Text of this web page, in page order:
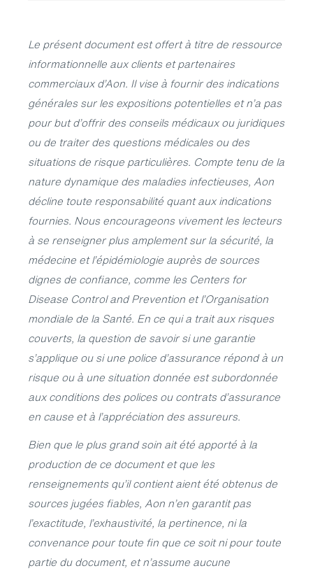
Le présent document est offert à titre de ressource
informationnelle aux clients et partenaires
commerciaux d’Aon. Il vise à fournir des indications
générales sur les expositions potentielles et n’a pas
pour but d’offrir des conseils médicaux ou juridiques
ou de traiter des questions médicales ou des
situations de risque particulières. Compte tenu de la
nature dynamique des maladies infectieuses, Aon
décline toute responsabilité quant aux indications
fournies. Nous encourageons vivement les lecteurs
à se renseigner plus amplement sur la sécurité, la
médecine et l’épidémiologie auprès de sources
dignes de confiance, comme les Centers for
Disease Control and Prevention et l’Organisation
mondiale de la Santé. En ce qui a trait aux risques
couverts, la question de savoir si une garantie
s’applique ou si une police d’assurance répond à un
risque ou à une situation donnée est subordonnée
aux conditions des polices ou contrats d’assurance
en cause et à l’appréciation des assureurs.
Bien que le plus grand soin ait été apporté à la
production de ce document et que les
renseignements qu’il contient aient été obtenus de
sources jugées fiables, Aon n’en garantit pas
l’exactitude, l’exhaustivité, la pertinence, ni la
convenance pour toute fin que ce soit ni pour toute
partie du document, et n’assume aucune